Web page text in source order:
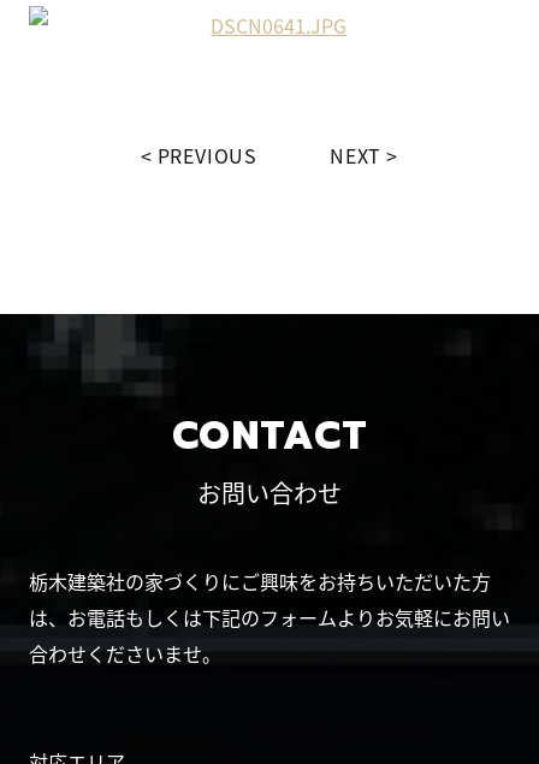
PREVIOUS NEXT
CONTACT
お問い合わせ
栃木建築社の家づくりにご興味をお持ちいただいた方
は、お電話もしくは下記のフォームよりお気軽にお問い
合わせくださいませ。